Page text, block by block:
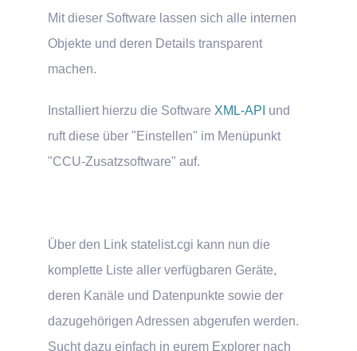
Mit dieser Software lassen sich alle internen
Objekte und deren Details transparent
machen.
Installiert hierzu die Software XML-API und
ruft diese über "Einstellen" im Menüpunkt
"CCU-Zusatzsoftware" auf.
Über den Link statelist.cgi kann nun die
komplette Liste aller verfügbaren Geräte,
deren Kanäle und Datenpunkte sowie der
dazugehörigen Adressen abgerufen werden.
Sucht dazu einfach in eurem Explorer nach